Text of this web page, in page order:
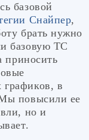
базовой
Снайпер,
брать нужно
базовую ТС
приносить
графиков, в
повысили ее
но и